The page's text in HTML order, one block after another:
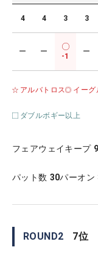
4 4 3 3
ー ー
-1
ー
アルバトロス イーグ
ダブルボギー以上
フェアウェイキープ
パット数 30パーオン
ROUND2 7位